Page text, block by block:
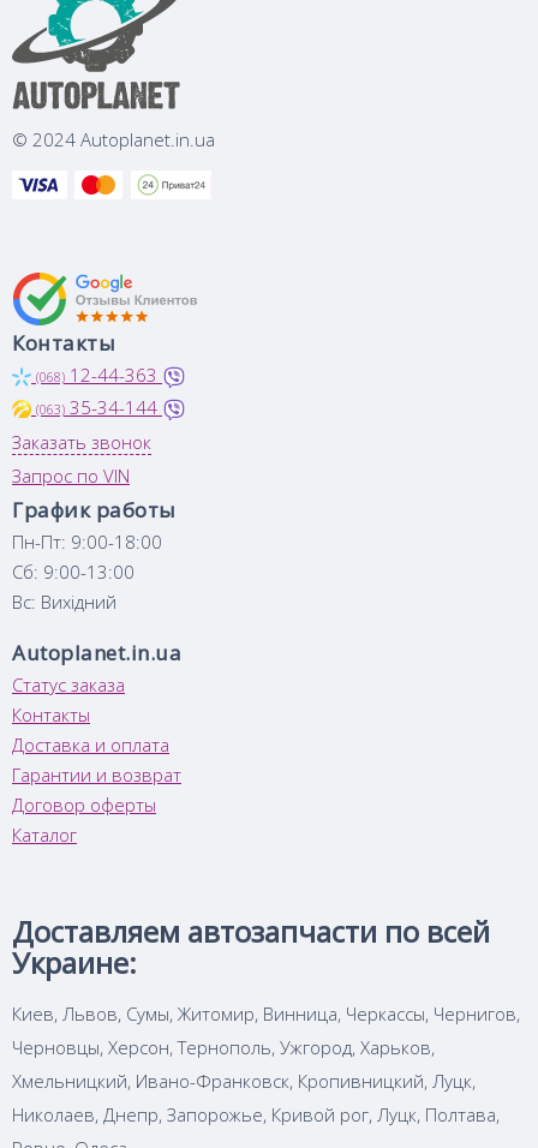
© 2024 Autoplanet.in.ua
Контакты
(068) 12-44-363
(063) 35-34-144
Заказать звонок
Запрос по VIN
График работы
Пн-Пт: 9:00-18:00
Сб: 9:00-13:00
Вс: Вихідний
Autoplanet.in.ua
Статус заказа
Контакты
Доставка и оплата
Гарантии и возврат
Договор оферты
Каталог
Доставляем автозапчасти по всей
Украине:
Киев, Львов, Сумы, Житомир, Винница, Черкассы, Чернигов,
Черновцы, Херсон, Тернополь, Ужгород, Харьков,
Хмельницкий, Ивано-Франковск, Кропивницкий, Луцк,
Николаев, Днепр, Запорожье, Кривой рог, Луцк, Полтава,